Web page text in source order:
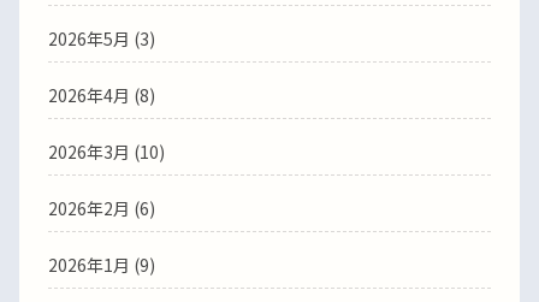
2026年5月 (3)
2026年4月 (8)
2026年3月 (10)
2026年2月 (6)
2026年1月 (9)